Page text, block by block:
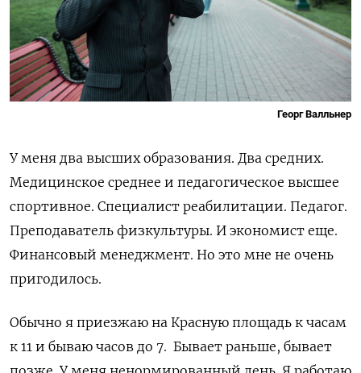
Георг Валльнер
У меня два высших образования. Два средних.
Медицинское среднее и педагогическое высшее
спортивное. Специалист реабилитации. Педагог.
Преподаватель физкультуры. И экономист еще.
Финансовый менеджмент. Но это мне не очень
пригодилось.
Обычно я приезжаю на Красную площадь к часам
к 11 и бываю часов до 7. Бывает раньше, бывает